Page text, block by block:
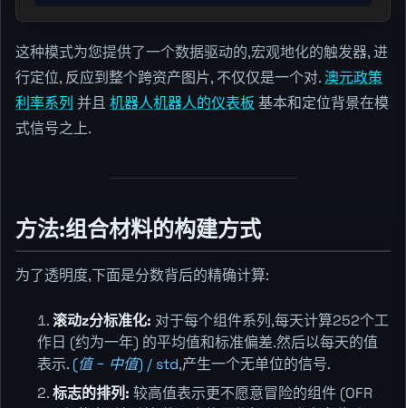
这种模式为您提供了一个数据驱动的,宏观地化的触发器, 进
行定位, 反应到整个跨资产图片, 不仅仅是一个对.澳元政策
利率系列 并且 机器人机器人的仪表板 基本和定位背景在模
式信号之上.
方法:组合材料的构建方式
为了透明度,下面是分数背后的精确计算:
滚动z分标准化: 对于每个组件系列,每天计算252个工
作日 (约为一年) 的平均值和标准偏差.然后以每天的值
表示. (值 − 中值) / std,产生一个无单位的信号.
标志的排列: 较高值表示更不愿意冒险的组件 (OFR